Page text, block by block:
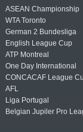
ASEAN Championship
WTA Toronto
German 2 Bundesliga
English League Cup
ATP Montreal
One Day International
CONCACAF League
AFL
Liga Portugal
Belgian Jupiler Pro